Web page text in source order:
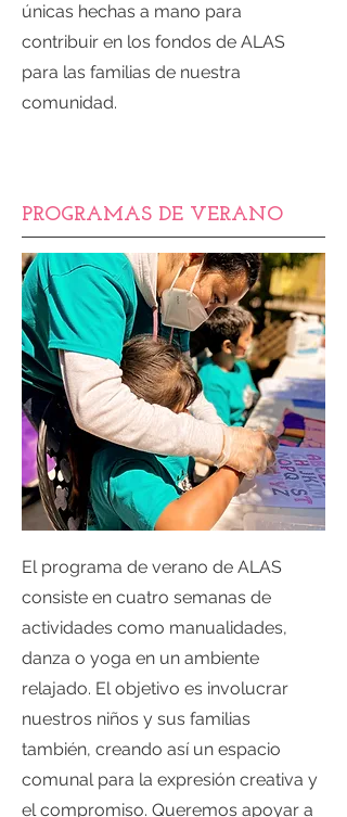
únicas hechas a mano para
contribuir en los fondos de ALAS
para las familias de nuestra
comunidad.
PROGRAMAS DE VERANO
El programa de verano de ALAS
consiste en cuatro semanas de
actividades como manualidades,
danza o yoga en un ambiente
relajado. El objetivo es involucrar
nuestros niños y sus familias
también, creando así un espacio
comunal para la expresión creativa y
el compromiso. Queremos apoyar a